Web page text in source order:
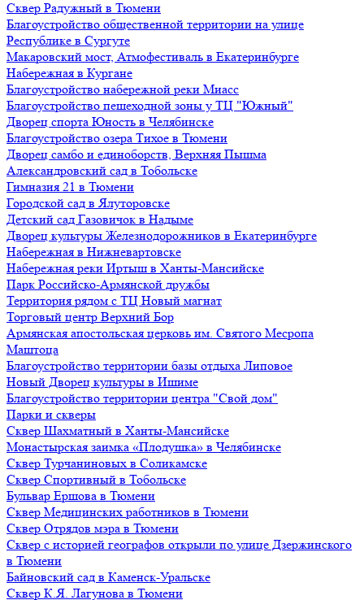
Сквер Радужный в Тюмени
Благоустройство общественной территории на улице
Республике в Сургуте
Макаровский мост, Атмофестиваль в Екатеринбурге
Набережная в Кургане
Благоустройство набережной реки Миасс
Благоустройство пешеходной зоны у ТЦ "Южный"
Дворец спорта Юность в Челябинске
Благоустройство озера Тихое в Тюмени
Дворец самбо и единоборств, Верхняя Пышма
Александровский сад в Тобольске
Гимназия 21 в Тюмени
Городской сад в Ялуторовске
Детский сад Газовичок в Надыме
Дворец культуры Железнодорожников в Екатеринбурге
Набережная в Нижневартовске
Набережная реки Иртыш в Ханты-Мансийске
Парк Российско-Армянской дружбы
Территория рядом с ТЦ Новый магнат
Торговый центр Верхний Бор
Армянская апостольская церковь им. Святого Месропа
Маштоца
Благоустройство территории базы отдыха Липовое
Нoвый Двoрeц культуры в Ишимe
Благоустройство территории центра "Свой дом"
Парки и скверы
Сквер Шахматный в Ханты-Мансийске
Монастырская заимка «Плодушка» в Челябинске
Сквер Турчаниновых в Соликамске
Сквер Спортивный в Тобольске
Бульвар Ершова в Тюмени
Сквер Медицинских работников в Тюмени
Сквер Отрядов мэра в Тюмени
Сквер с историей географов открыли по улице Дзержинского
в Тюмени
Байновский сад в Каменск-Уральске
Сквер К.Я. Лагунова в Тюмени